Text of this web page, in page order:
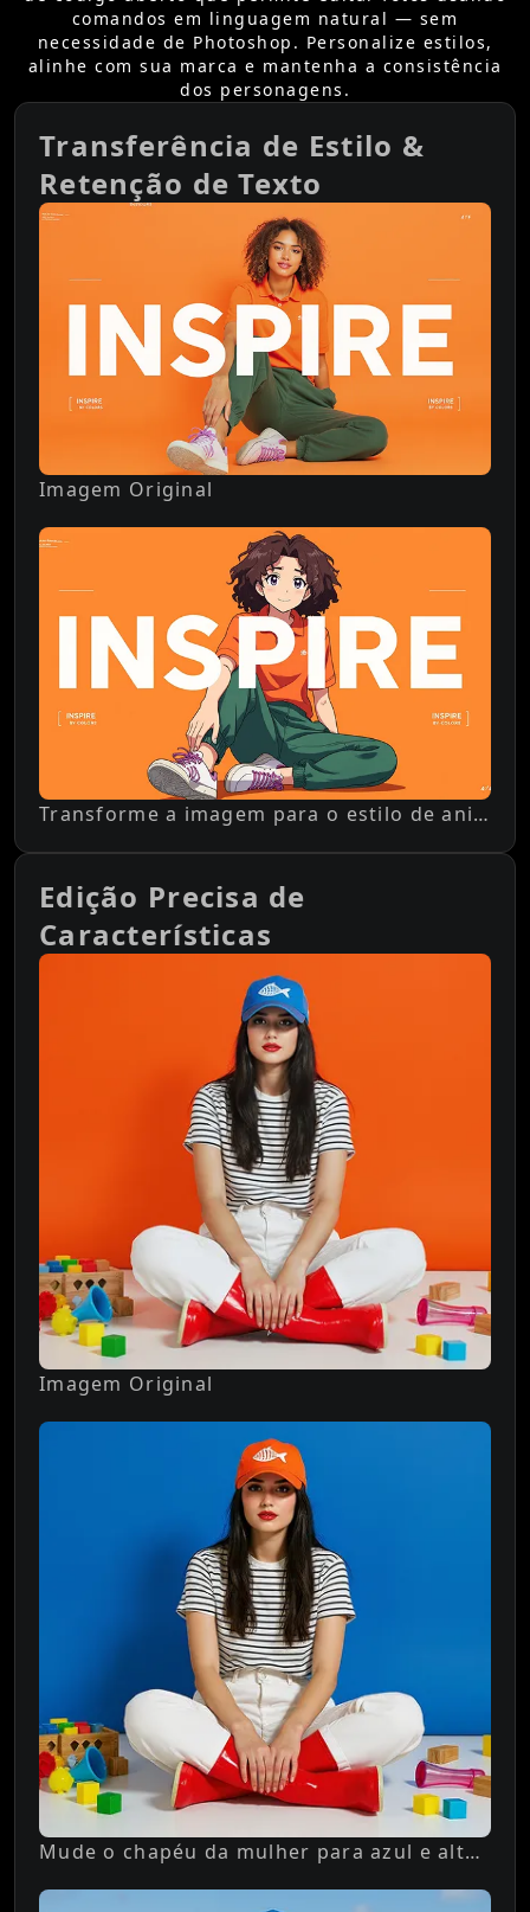
comandos em linguagem natural — sem
necessidade de Photoshop. Personalize estilos,
alinhe com sua marca e mantenha a consistência
dos personagens.
Transferência de Estilo &
Retenção de Texto
Imagem Original
Transforme a imagem para o estilo de animação do anime japonês Demon Slayer: Kimetsu no Yaiba
Edição Precisa de
Características
Imagem Original
Mude o chapéu da mulher para azul e altere o fundo para noturno